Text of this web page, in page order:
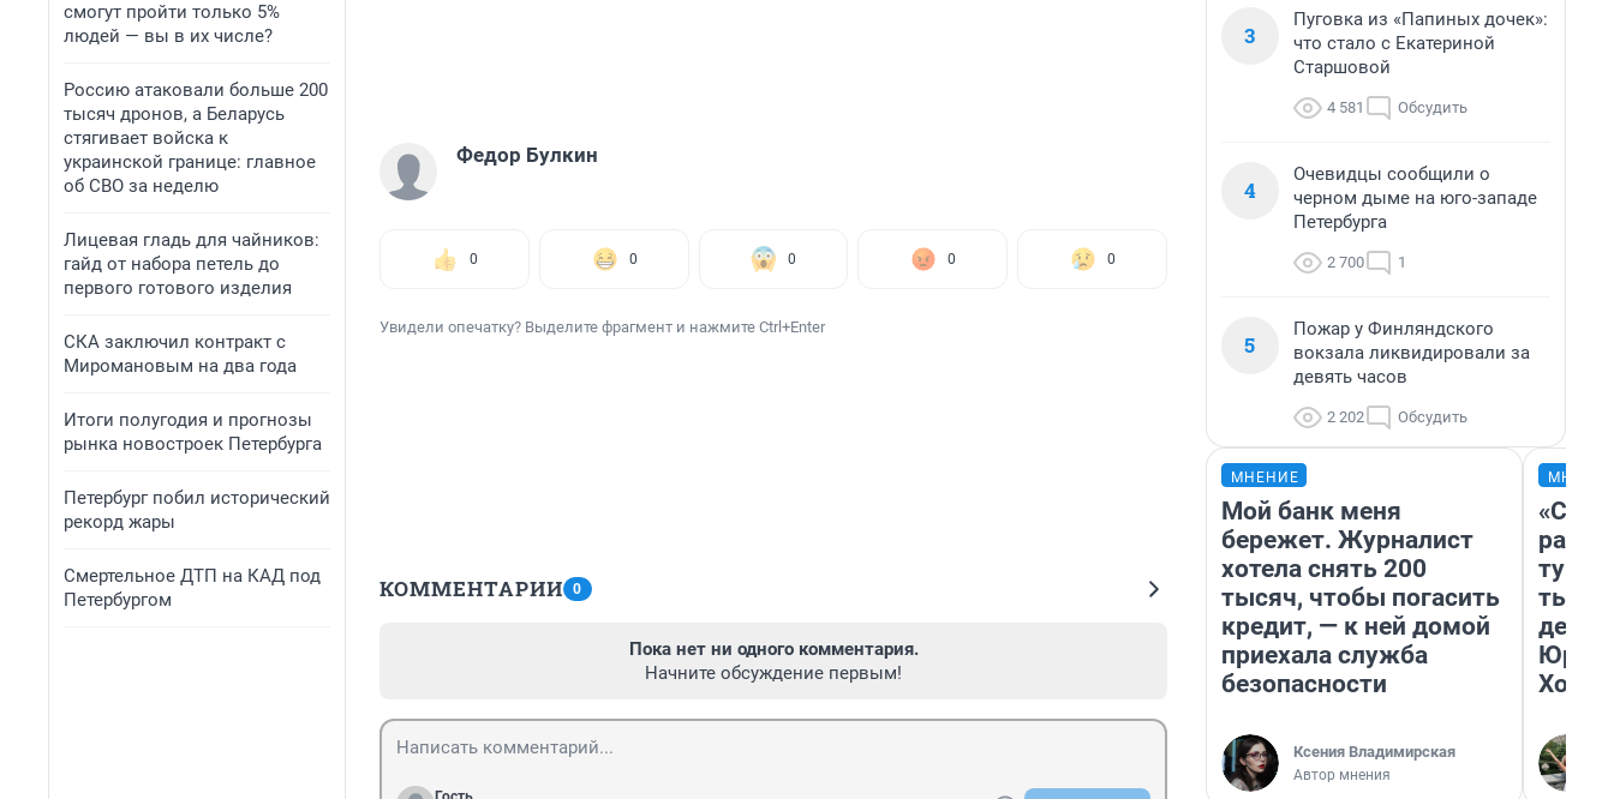
смогут пройти только 5%
людей — вы в их числе?
Россию атаковали больше 200
тысяч дронов, а Беларусь
стягивает войска к
украинской границе: главное
об СВО за неделю
Лицевая гладь для чайников:
гайд от набора петель до
первого готового изделия
СКА заключил контракт с
Миромановым на два года
Итоги полугодия и прогнозы
рынка новостроек Петербурга
Петербург побил исторический
рекорд жары
Смертельное ДТП на КАД под
Петербургом
Федор Булкин
0 0 0 0 0
Увидели опечатку? Выделите фрагмент и нажмите Ctrl+Enter
КОММЕНТАРИИ 0
Пока нет ни одного комментария.
Начните обсуждение первым!
3
Пуговка из «Папиных дочек»:
что стало с Екатериной
Старшовой
4 581 Обсудить
4
Очевидцы сообщили о
черном дыме на юго-западе
Петербурга
2 700 1
5
Пожар у Финляндского
вокзала ликвидировали за
девять часов
2 202 Обсудить
МНЕНИЕ
Мой банк меня
бережет. Журналист
хотела снять 200
тысяч, чтобы погасить
кредит, — к ней домой
приехала служба
безопасности
Ксения Владимирская
Автор мнения
день